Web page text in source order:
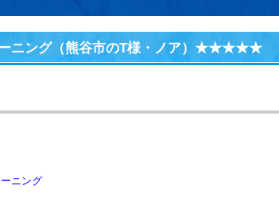
ーニング（熊谷市のT様・ノア）★★★★★
ニング